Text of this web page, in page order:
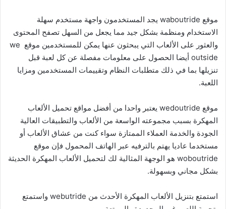
موقع waboutride يجد المستخدمون واجهة مستخدم سهلة
الاستخدام ومنظمة بشكل جيد مما يجعل من السهل تصفح المحتوى
والعثور على الألعاب التي يبحثون عنها يمكن للمستخدمين موقع we
outside أيضا الحصول على معلومات مفصلة عن كل لعبة قبل
تنزيلها بما في ذلك متطلبات النظام وتقييمات المستخدمين ومزايا
اللعبة.
موقع wedoutride يعتبر واحدا من أفضل مواقع تحميل الألعاب
المهكرة بسبب مجموعته الواسعة من الألعاب والتطبيقات العالية
الجودة والخدمة العملاء الممتازة سواء كنت من عشاق الألعاب أو
مستخدما عاديا يهتم بالترفيه عبر الهاتف المحمول فإن موقع
woboutride هو الوجهة المثالية لك لتحميل الألعاب المهكرة الحديثة
بشكل مجاني وبسهولة.
استمتع بتنزيل الألعاب المهكرة الأحدث من webutride واستمتع